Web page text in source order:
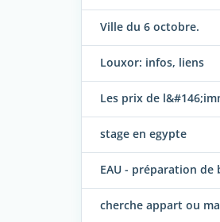
Ville du 6 octobre.
Louxor: infos, liens
Les prix de
stage en egypte
EAU - préparation
cherche appart ou